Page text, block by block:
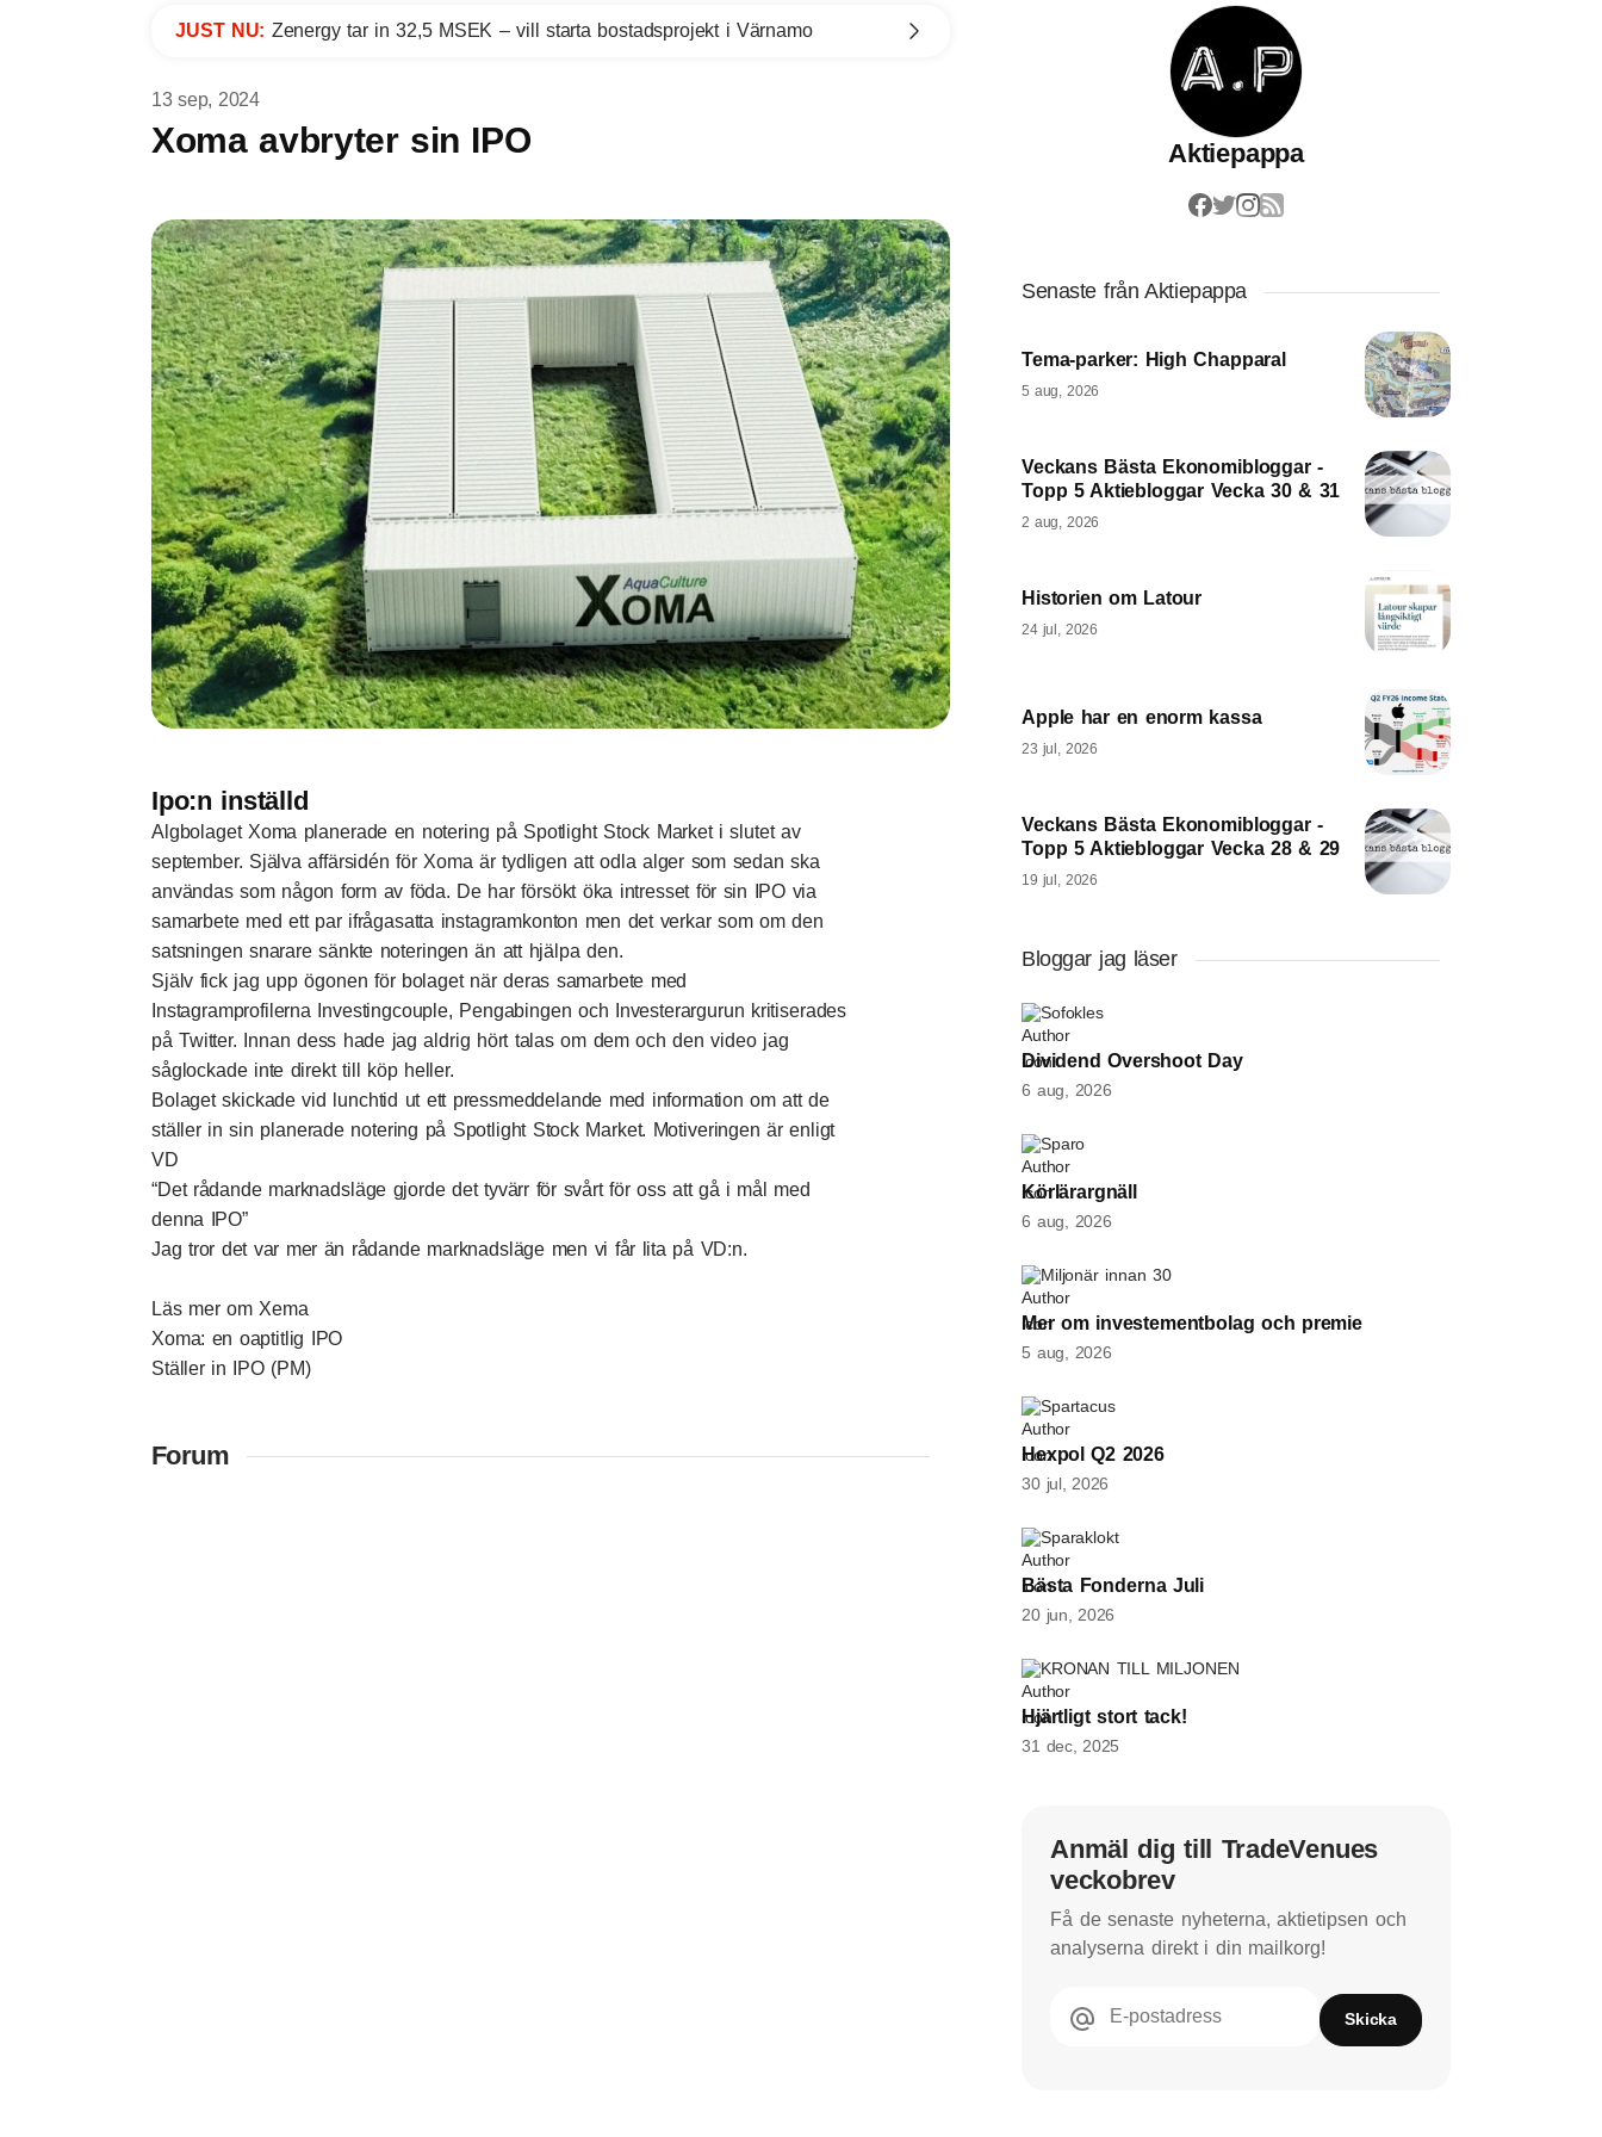
JUST NU: Zenergy tar in 32,5 MSEK – vill starta bostadsprojekt i Värnamo
13 sep, 2024
Xoma avbryter sin IPO
Ipo:n inställd
Algbolaget Xoma planerade en notering på Spotlight Stock Market i slutet av
september. Själva affärsidén för Xoma är tydligen att odla alger som sedan ska
användas som någon form av föda. De har försökt öka intresset för sin IPO via
samarbete med ett par ifrågasatta instagramkonton men det verkar som om den
satsningen snarare sänkte noteringen än att hjälpa den.
Själv fick jag upp ögonen för bolaget när deras samarbete med
Instagramprofilerna Investingcouple, Pengabingen och Investerargurun kritiserades
på Twitter. Innan dess hade jag aldrig hört talas om dem och den video jag
såglockade inte direkt till köp heller.
Bolaget skickade vid lunchtid ut ett pressmeddelande med information om att de
ställer in sin planerade notering på Spotlight Stock Market. Motiveringen är enligt
VD
“Det rådande marknadsläge gjorde det tyvärr för svårt för oss att gå i mål med
denna IPO”
Jag tror det var mer än rådande marknadsläge men vi får lita på VD:n.
Läs mer om Xema
Xoma: en oaptitlig IPO
Ställer in IPO(PM)
Forum
Aktiepappa
Senaste från Aktiepappa
Tema-parker: High Chapparal
5 aug, 2026
Veckans Bästa Ekonomibloggar -
Topp 5 Aktiebloggar Vecka 30 & 31
2 aug, 2026
Historien om Latour
24 jul, 2026
Apple har en enorm kassa
23 jul, 2026
Veckans Bästa Ekonomibloggar -
Topp 5 Aktiebloggar Vecka 28 & 29
19 jul, 2026
Bloggar jag läser
Sofokles
Dividend Overshoot Day
6 aug, 2026
Sparo
Körlärargnäll
6 aug, 2026
Miljonär innan 30
Mer om investementbolag och premie
5 aug, 2026
Spartacus
Hexpol Q2 2026
30 jul, 2026
Sparaklokt
Bästa Fonderna Juli
20 jun, 2026
KRONAN TILL MILJONEN
Hjärtligt stort tack!
31 dec, 2025
Anmäl dig till TradeVenues
veckobrev
Få de senaste nyheterna, aktietipsen och
analyserna direkt i din mailkorg!
E-postadress Skicka